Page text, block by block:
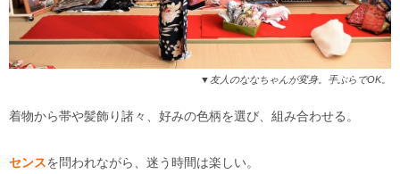
▼友人のななちゃんが変身。手ぶらでOK。
着物から帯や髪飾り諸々、好みの色柄を選び、組み合わせる。
センスを問われながら、迷う時間は楽しい。